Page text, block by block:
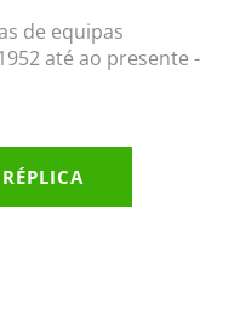
de equipas
até ao presente -